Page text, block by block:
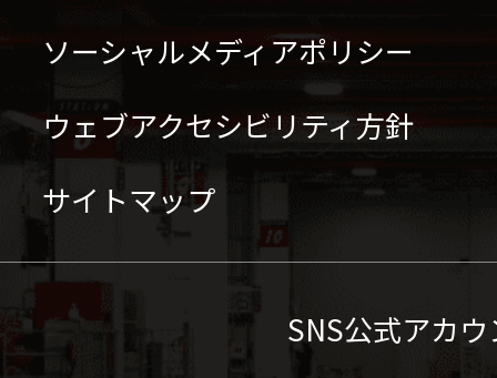
ソーシャルメディアポリシー
ウェブアクセシビリティ方針
サイトマップ
SNS公式アカ